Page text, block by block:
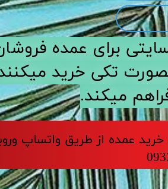
برای عمده
تکی خرید
میکند.
خرید عمده از طریق واتساپ